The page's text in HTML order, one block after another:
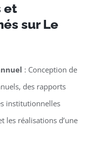
et
sur Le
: Conception de
des rapports
institutionnelles
les réalisations d’une